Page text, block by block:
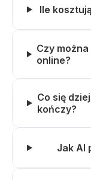
Ile
Czy
online?
Co się
kończy?
Jak AI